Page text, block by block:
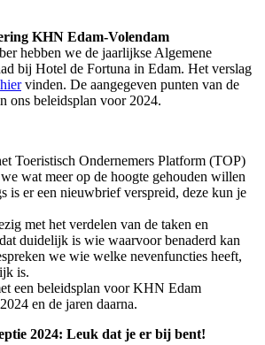
KHN Edam-Volendam
hebben we de jaarlijkse Algemene
bij Hotel de Fortuna in Edam. Het verslag
hiervinden. De aangegeven punten van de
ons beleidsplan voor 2024.
Toeristisch Ondernemers Platform (TOP)
wat meer op de hoogte gehouden willen
is er een nieuwbrief verspreid, deze kun je
met het verdelen van de taken en
duidelijk is wie waarvoor benaderd kan
we wie welke nevenfuncties heeft,
is.
een beleidsplan voor KHN Edam
en de jaren daarna.
2024: Leuk dat je er bij bent!